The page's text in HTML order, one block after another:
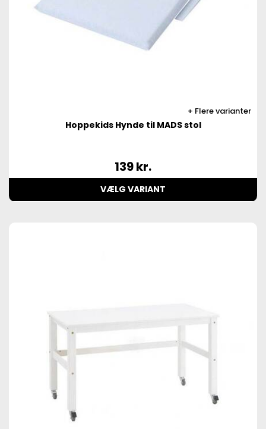
Flere varianter
Hoppekids Hynde til MADS stol
139kr.
VÆLG VARIANT